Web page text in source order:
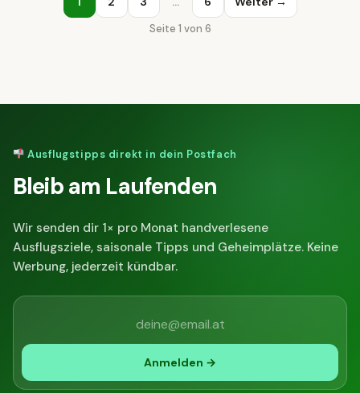
Seite 1 von 6
Ausflugstipps direkt in dein Postfach
Bleib am Laufenden
Wir senden dir 1× pro Monat handverlesene
Ausflugsziele, saisonale Tipps und Geheimplätze. Keine
Werbung, jederzeit kündbar.
Anmelden →